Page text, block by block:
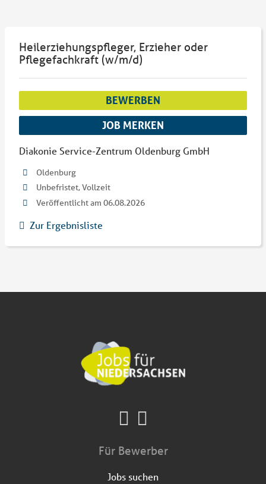
Heilerziehungspfleger, Erzieher oder
Pflegefachkraft (w/m/d)
BEWERBEN
JOB MERKEN
Diakonie Service-Zentrum Oldenburg GmbH
Oldenburg
Unbefristet, Vollzeit
Veröffentlicht am 06.08.2026
Zur Ergebnisliste
Für Bewerber
Jobs suchen